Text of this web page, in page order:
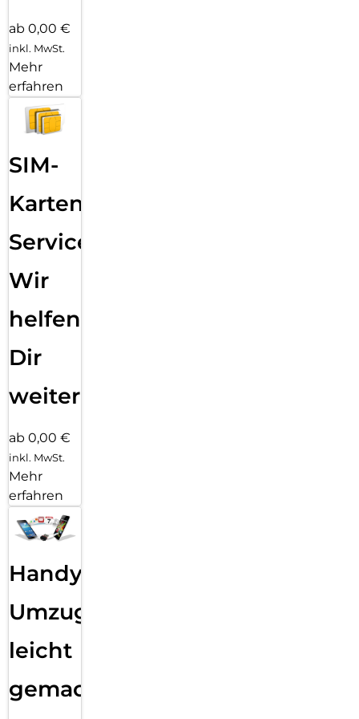
ab 0,00 €
inkl. MwSt.
Mehr
erfahren
SIM-
Karten
Service:
Wir
helfen
Dir
weiter
ab 0,00 €
inkl. MwSt.
Mehr
erfahren
Handy
Umzug
leicht
gemacht!